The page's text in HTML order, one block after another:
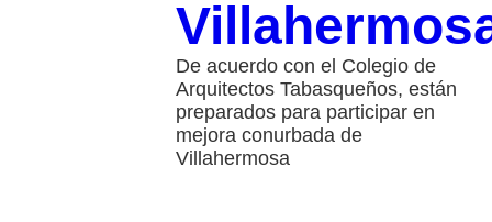
De acuerdo con el Colegio de
Arquitectos Tabasqueños, están
preparados para participar en
mejora conurbada de
Villahermosa